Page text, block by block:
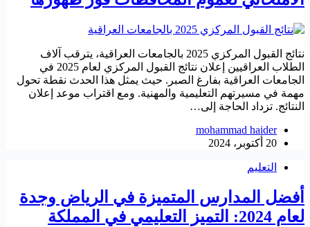
نتائج القبول المركزي 2025 بالجامعات العراقية، يترقب آلاف
الطلاب العراقيين إعلان نتائج القبول المركزي لعام 2025 في
الجامعات العراقية بفارغ الصبر. حيث يمثل هذا الحدث نقطة تحول
مهمة في مسيرتهم التعليمية والمهنية. ومع اقتراب موعد إعلان
النتائج. تزداد الحاجة إلى…
mohammad haider
20 أكتوبر، 2024
التعليم
أفضل المدارس المتميزة في الرياض وجدة
لعام 2024: التميز التعليمي في المملكة